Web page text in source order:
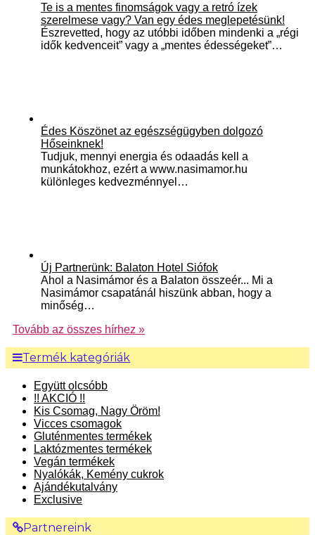
Te is a mentes finomságok vagy a retró ízek
szerelmese vagy? Van egy édes meglepetésünk!
Észrevetted, hogy az utóbbi időben mindenki a „régi
idők kedvenceit” vagy a „mentes édességeket”…
Édes Köszönet az egészségügyben dolgozó
Hőseinknek!
Tudjuk, mennyi energia és odaadás kell a
munkátokhoz, ezért a www.nasimamor.hu
különleges kedvezménnyel…
Új Partnerünk: Balaton Hotel Siófok
Ahol a Nasimámor és a Balaton összeér... Mi a
Nasimámor csapatánál hiszünk abban, hogy a
minőség…
Tovább az összes hírhez »
Termék kategóriák
Együtt olcsóbb
!! AKCIÓ !!
Kis Csomag, Nagy Öröm!
Vicces csomagok
Gluténmentes termékek
Laktózmentes termékek
Vegán termékek
Nyalókák, Kemény cukrok
Ajándékutalvány
Exclusive
Partnereink